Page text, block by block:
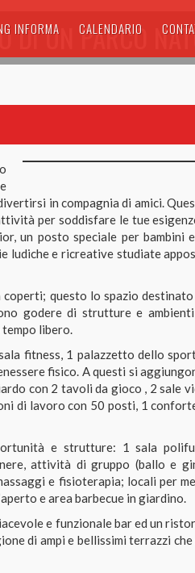
INFORMA CALENDARIO
DI UN PARCO
in compagnia di amici.
per soddisfare le tue
un posto speciale per bambini
ludiche e ricreative studiate
questo lo spazio
godere di strutture e
libero.
fitness, 1 palazzetto dello
fisico. A questi si
con 2 tavoli da gioco , 2 sale
di lavoro con 50 posti, 1
e strutture: 1 sala
attività di gruppo (ballo e
e fisioterapia; locali per
e area barbecue in giardino.
e funzionale bar ed un
di ampi e bellissimi terrazzi